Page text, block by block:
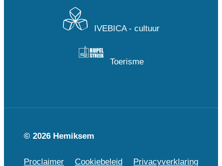
IVEBICA - cultuur
Toerisme
© 2026 Hemiksem
Proclaimer Cookiebeleid Privacyverklaring